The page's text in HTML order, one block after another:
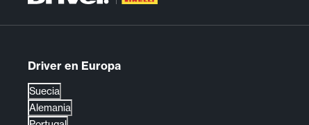
Driver en Europa
Suecia
Alemania